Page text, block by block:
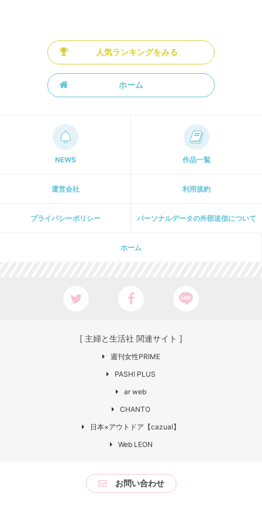
人気ランキングをみる
ホーム
NEWS 作品一覧
運営会社 利用規約
プライパシーポリシー パーソナルデータの外部送信について
ホーム
[ 主婦と生活社 関連サイト ]
週刊女性PRIME
PASH! PLUS
ar web
CHANTO
日本×アウトドア【cazual】
Web LEON
お問い合わせ